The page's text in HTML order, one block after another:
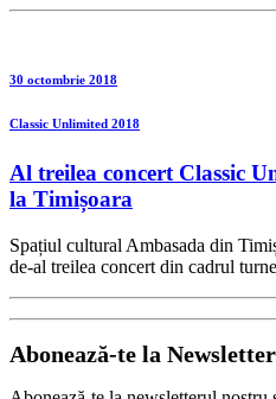
30 octombrie 2018
Classic Unlimited 2018
Al treilea concert Classic
la Timișoara
Spațiul cultural Ambasada din
de-al treilea concert din cadrul
Abonează-te la Newsletter